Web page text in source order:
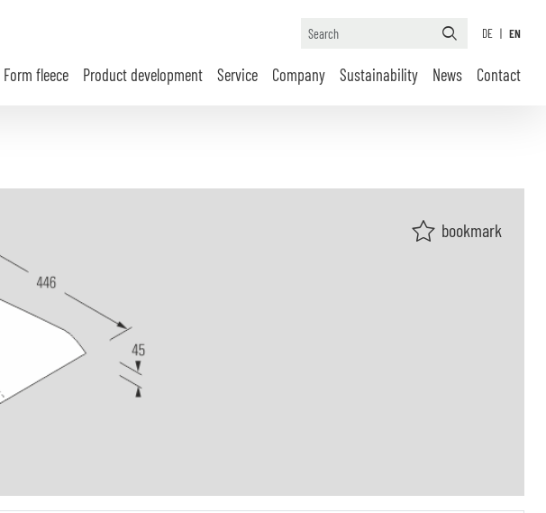
DE | EN
Form fleece Product development Service Company Sustainability News Contact
bookmark